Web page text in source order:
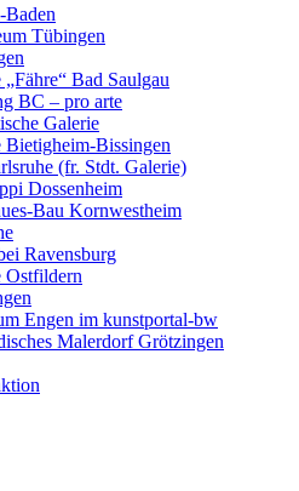
Ausschreibungen für Künstler
Baden
Tübingen
Bad Saulgau
BC – pro arte
Galerie
Bietigheim-Bissingen
(fr. Stdt. Galerie)
Dossenheim
Bau Kornwestheim
Ravensburg
Ostfildern
Engen im kunstportal-bw
Malerdorf Grötzingen